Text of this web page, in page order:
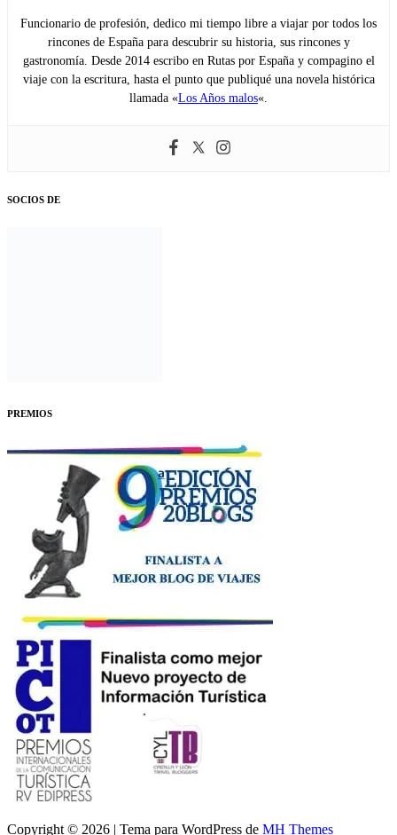
Funcionario de profesión, dedico mi tiempo libre a viajar por todos los
rincones de España para descubrir su historia, sus rincones y
gastronomía. Desde 2014 escribo en Rutas por España y compagino el
viaje con la escritura, hasta el punto que publiqué una novela histórica
llamada «Los Años malos«.
SOCIOS DE
PREMIOS
Copyright © 2026 | Tema para WordPress de MH Themes